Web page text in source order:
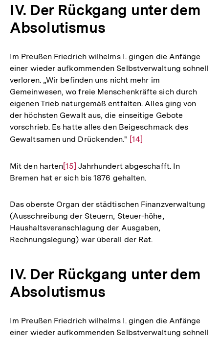
IV. Der Rückgang unter dem
Absolutismus
Im Preußen Friedrich wilhelms I. gingen die Anfänge
einer wieder aufkommenden Selbstverwaltung schnell
verloren. „Wir befinden uns nicht mehr im
Gemeinwesen, wo freie Menschenkräfte sich durch
eigenen Trieb naturgemäß entfalten. Alles ging von
der höchsten Gewalt aus, die einseitige Gebote
vorschrieb. Es hatte alles den Beigeschmack des
Gewaltsamen und Drückenden." Zur
der
Fußnote
[14]
Mit den hartenZur
Auflösung
Fußnote
[15] Jahrhundert abgeschafft. In
Bremen hat er sich bis 1876 gehalten.
Das oberste Organ der städtischen Finanzverwaltung
(Ausschreibung der Steuern, Steuer-höhe,
Haushaltsveranschlagung der Ausgaben,
Rechnungslegung) war überall der Rat.
IV. Der Rückgang unter dem
Absolutismus
Im Preußen Friedrich wilhelms I. gingen die Anfänge
einer wieder aufkommenden Selbstverwaltung schnell